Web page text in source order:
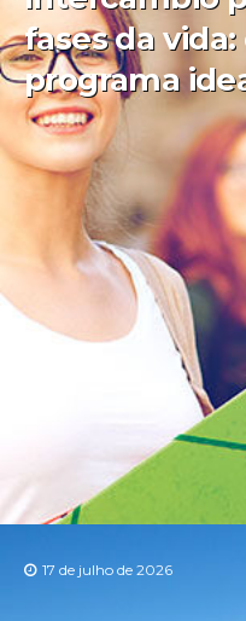
fases da
programa
17 de julho de 2026